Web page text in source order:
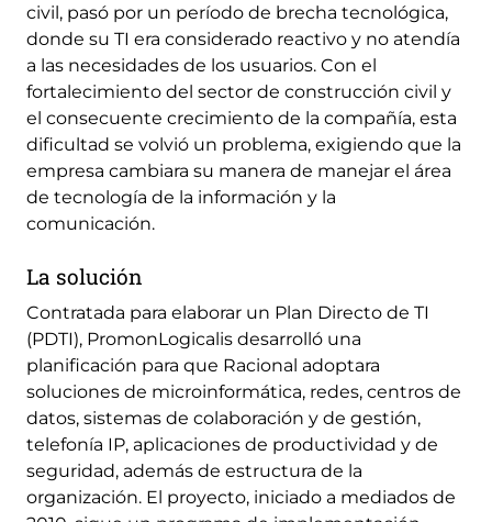
civil, pasó por un período de brecha tecnológica,
donde su TI era considerado reactivo y no atendía
a las necesidades de los usuarios. Con el
fortalecimiento del sector de construcción civil y
el consecuente crecimiento de la compañía, esta
dificultad se volvió un problema, exigiendo que la
empresa cambiara su manera de manejar el área
de tecnología de la información y la
comunicación.
La solución
Contratada para elaborar un Plan Directo de TI
(PDTI), PromonLogicalis desarrolló una
planificación para que Racional adoptara
soluciones de microinformática, redes, centros de
datos, sistemas de colaboración y de gestión,
telefonía IP, aplicaciones de productividad y de
seguridad, además de estructura de la
organización. El proyecto, iniciado a mediados de